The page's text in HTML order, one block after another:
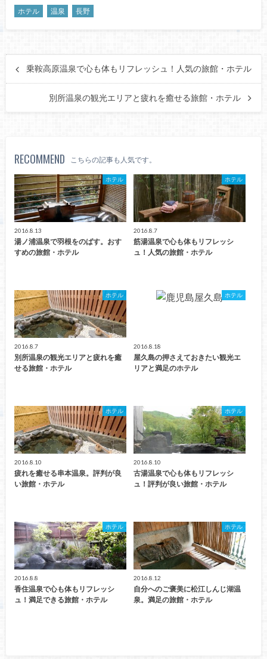
ホテル 温泉 長野
乗鞍高原温泉で心も体もリフレッシュ！人気の旅館・ホテル
別所温泉の観光エリアと疲れを癒せる旅館・ホテル
RECOMMEND こちらの記事も人気です。
ホテル
2016.8.13
湯ノ浦温泉で羽根をのばす。おす
すめの旅館・ホテル
ホテル
2016.8.7
筋湯温泉で心も体もリフレッシ
ュ！人気の旅館・ホテル
ホテル
2016.8.7
別所温泉の観光エリアと疲れを癒
せる旅館・ホテル
ホテル
2016.8.18
屋久島の押さえておきたい観光エ
リアと満足のホテル
ホテル
2016.8.10
疲れを癒せる串本温泉。評判が良
い旅館・ホテル
ホテル
2016.8.10
古湯温泉で心も体もリフレッシ
ュ！評判が良い旅館・ホテル
ホテル
2016.8.8
香住温泉で心も体もリフレッシ
ュ！満足できる旅館・ホテル
ホテル
2016.8.12
自分へのご褒美に松江しんじ湖温
泉。満足の旅館・ホテル